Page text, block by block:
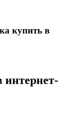
купить в
интернет-